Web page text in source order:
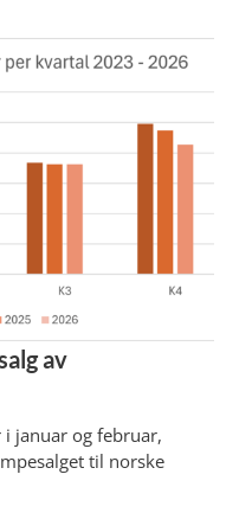
av
januar og februar,
til norske